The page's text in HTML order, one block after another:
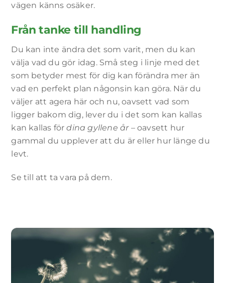
vägen känns osäker.
Från tanke till handling
Du kan inte ändra det som varit, men du kan
välja vad du gör idag. Små steg i linje med det
som betyder mest för dig kan förändra mer än
vad en perfekt plan någonsin kan göra. När du
väljer att agera här och nu, oavsett vad som
ligger bakom dig, lever du i det som kan kallas
kan kallas fördina gyllene år– oavsett hur
gammal du upplever att du är eller hur länge du
levt.
Se till att ta vara på dem.